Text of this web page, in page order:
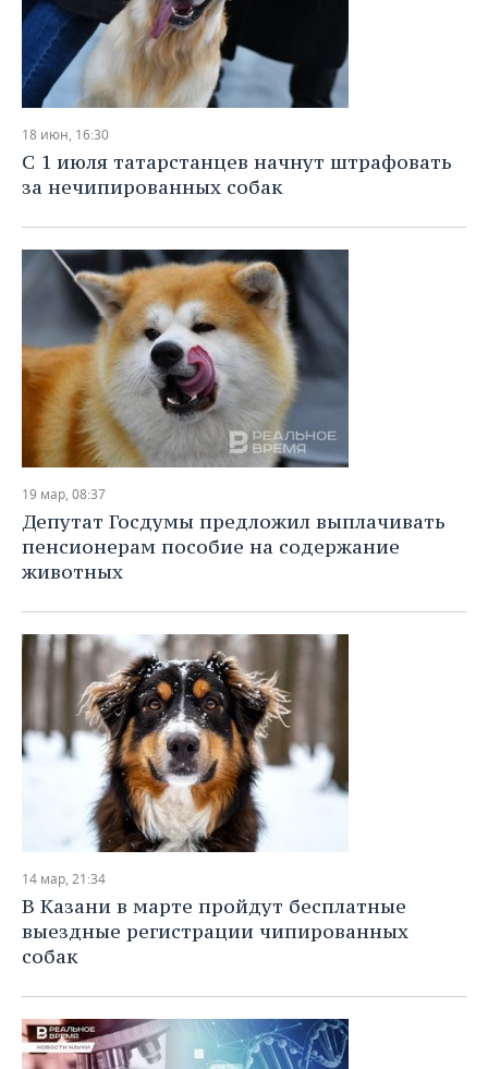
18 июн, 16:30
С 1 июля татарстанцев начнут штрафовать
за нечипированных собак
19 мар, 08:37
Депутат Госдумы предложил выплачивать
пенсионерам пособие на содержание
животных
14 мар, 21:34
В Казани в марте пройдут бесплатные
выездные регистрации чипированных
собак